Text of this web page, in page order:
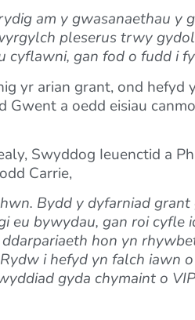
am y gwasanaethau y
pleserus trwy
gan fod o fudd i
yr arian grant, ond
a oedd eisiau
Swyddog Ieuenctid a
Carrie,
Bydd y dyfarniad
bywydau, gan roi cyfle
hon yn
i hefyd yn falch iawn
gyda chymaint o